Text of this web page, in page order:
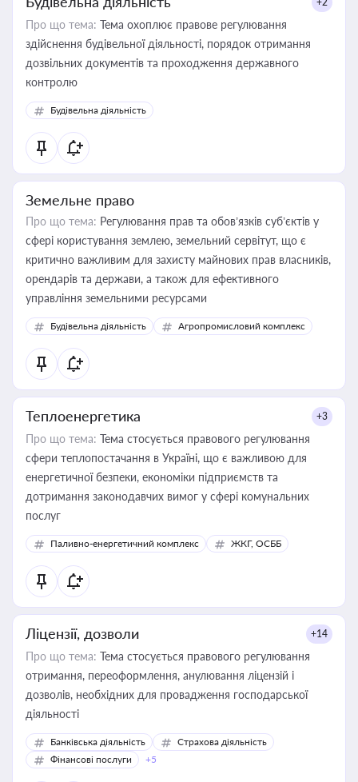
Про що тема: Тема охоплює правове регулювання
здійснення будівельної діяльності, порядок отримання
дозвільних документів та проходження державного
контролю
Будівельна діяльність
Земельне право
Про що тема: Регулювання прав та обов’язків суб’єктів у
сфері користування землею, земельний сервітут, що є
критично важливим для захисту майнових прав власників,
орендарів та держави, а також для ефективного
управління земельними ресурсами
Будівельна діяльність Агропромисловий комплекс
Теплоенергетика +3
Про що тема: Тема стосується правового регулювання
сфери теплопостачання в Україні, що є важливою для
енергетичної безпеки, економіки підприємств та
дотримання законодавчих вимог у сфері комунальних
послуг
Паливно-енергетичний комплекс ЖКГ, ОСББ
Ліцензії, дозволи +14
Про що тема: Тема стосується правового регулювання
отримання, переоформлення, анулювання ліцензій і
дозволів, необхідних для провадження господарської
діяльності
Банківська діяльність
Страхова діяльність
Фінансові послуги
+5